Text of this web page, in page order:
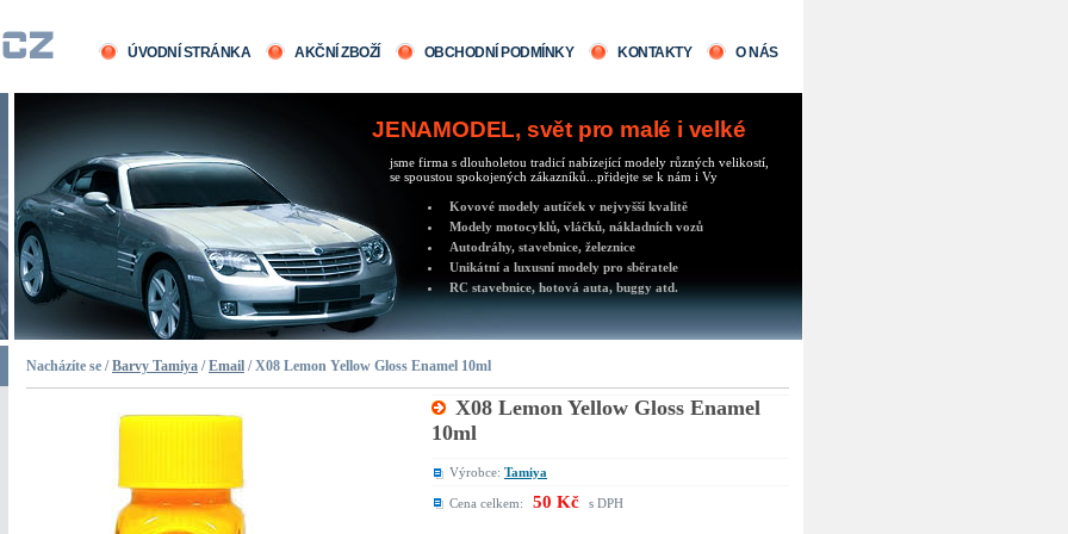
ÚVODNÍ STRÁNKA AKČNÍ ZBOŽÍ OBCHODNÍ PODMÍNKY KONTAKTY O NÁS
JENAMODEL, svět pro malé i velké
jsme firma s dlouholetou tradicí nabízející modely různých velikostí,
se spoustou spokojených zákazníků...přidejte se k nám i Vy
Kovové modely autíček v nejvyšší kvalitě
Modely motocyklů, vláčků, nákladních vozů
Autodráhy, stavebnice, železnice
Unikátní a luxusní modely pro sběratele
RC stavebnice, hotová auta, buggy atd.
Nacházíte se /Barvy Tamiya /Email / X08 Lemon Yellow Gloss Enamel 10ml
X08 Lemon Yellow Gloss Enamel
10ml
Výrobce: Tamiya
Cena celkem: 50 Kč s DPH